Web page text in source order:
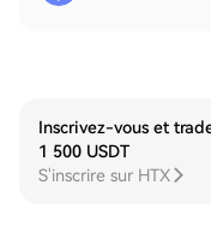
Inscrivez-vous et
1 500 USDT
S'inscrire sur HTX